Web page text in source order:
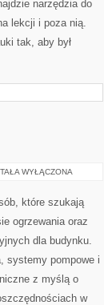
narzędzia do
lekcji i poza nią.
tak, aby był
WYŁĄCZONA
które szukają
ogrzewania oraz
dla budynku.
systemy pompowe i
z myślą o
w